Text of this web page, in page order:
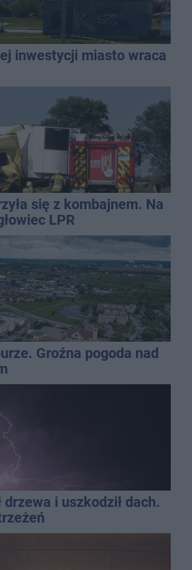
inwestycji miasto wraca
się z kombajnem. Na
LPR
Groźna pogoda nad
drzewa i uszkodził dach.